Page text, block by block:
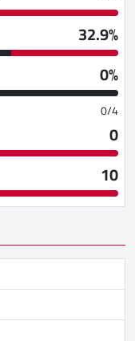
32.9%
0%
0/4
0
10